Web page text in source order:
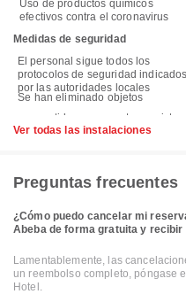
Uso de productos químicos
efectivos contra el coronavirus
Medidas de seguridad
El personal sigue todos los
protocolos de seguridad indicados
por las autoridades locales
Se han eliminado objetos
Ver todas las instalaciones
Preguntas frecuentes
¿Cómo puedo cancelar mi
Abeba de forma gratuita y
Lamentablemente, las
un reembolso completo, póngase
Hotel.